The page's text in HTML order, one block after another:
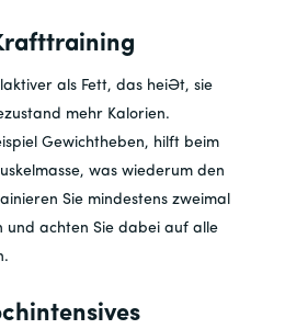
als Fett, das heißt, sie
mehr Kalorien.
Gewichtheben, hilft beim
was wiederum den
Sie mindestens zweimal
und achten Sie dabei auf alle